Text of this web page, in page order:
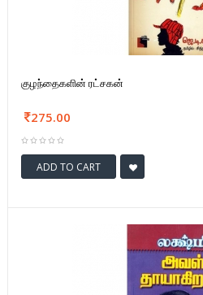
குழந்தைகளின் ரட்சகன்
275.00
ADD TO CART